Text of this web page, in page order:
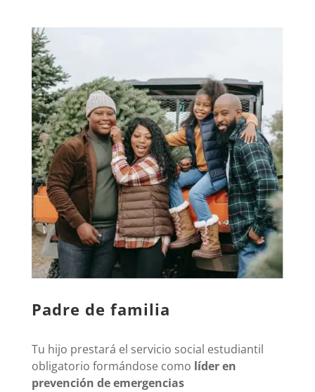
Padre de familia
Tu hijo prestará el servicio social estudiantil
obligatorio formándose como líder en
prevención de emergencias